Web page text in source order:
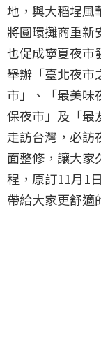
地，與大稻埕風
將圓環攤商重新
也促成寧夏夜市
舉辦「臺北夜市
市」、「最美味
保夜市」及「最
走訪台灣，必訪
面整修，讓大家
程，原訂11月1
帶給大家更舒適